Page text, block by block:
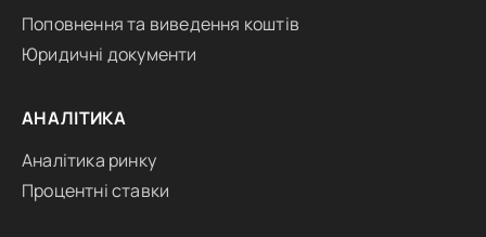
Поповнення та виведення коштів
Юридичні документи
АНАЛІТИКА
Аналітика ринку
Процентні ставки